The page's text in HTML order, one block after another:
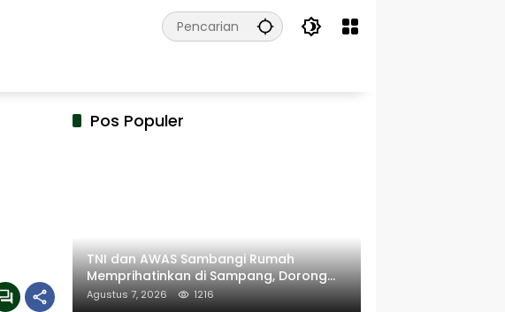
Pos Populer
TNI dan AWAS Sambangi Rumah
Memprihatinkan di Sampang, Dorong
Pemerintah Beri Bantuan RTLH
Agustus 7, 2026 1216